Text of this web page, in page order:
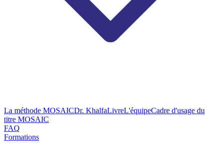
La méthode MOSAICDr. KhalfaLivreL'équipeCadre d'usage du
titre MOSAIC
FAQ
Formations